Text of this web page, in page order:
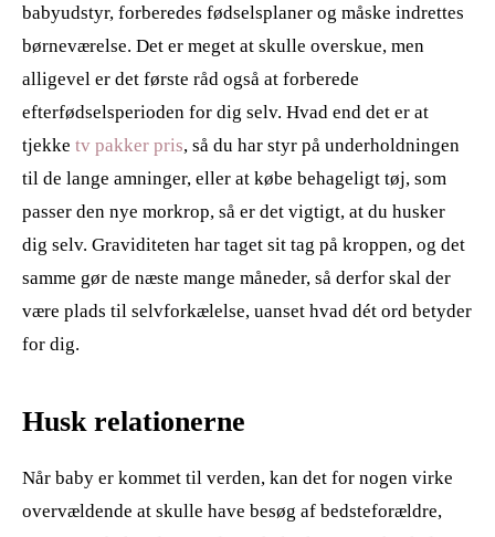
babyudstyr, forberedes fødselsplaner og måske indrettes
børneværelse. Det er meget at skulle overskue, men
alligevel er det første råd også at forberede
efterfødselsperioden for dig selv. Hvad end det er at
tjekke tv pakker pris, så du har styr på underholdningen
til de lange amninger, eller at købe behageligt tøj, som
passer den nye morkrop, så er det vigtigt, at du husker
dig selv. Graviditeten har taget sit tag på kroppen, og det
samme gør de næste mange måneder, så derfor skal der
være plads til selvforkælelse, uanset hvad dét ord betyder
for dig.
Husk relationerne
Når baby er kommet til verden, kan det for nogen virke
overvældende at skulle have besøg af bedsteforældre,